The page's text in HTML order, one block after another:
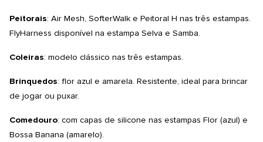
Peitorais: Air Mesh, SofterWalk e Peitoral H nas três estampas.
FlyHarness disponível na estampa Selva e Samba.
Coleiras: modelo clássico nas três estampas.
Brinquedos: flor azul e amarela. Resistente, ideal para brincar
de jogar ou puxar.
Comedouro: com capas de silicone nas estampas Flor (azul) e
Bossa Banana (amarelo).